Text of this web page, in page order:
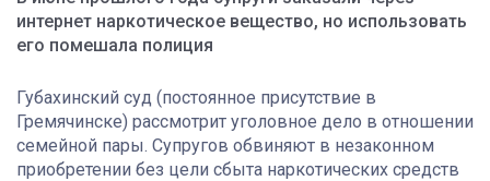
интернет наркотическое вещество, но использовать
его помешала полиция
Губахинский суд (постоянное присутствие в
Гремячинске) рассмотрит уголовное дело в отношении
семейной пары. Супругов обвиняют в незаконном
приобретении без цели сбыта наркотических средств